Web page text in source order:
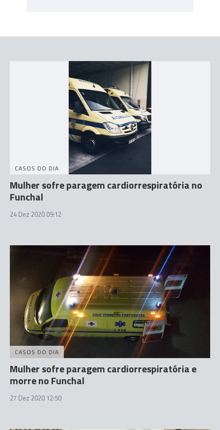
CASOS DO DIA
Mulher sofre paragem cardiorrespiratória no
Funchal
24 Dez 2020 09:12
CASOS DO DIA
Mulher sofre paragem cardiorrespiratória e
morre no Funchal
27 Dez 2020 12:50